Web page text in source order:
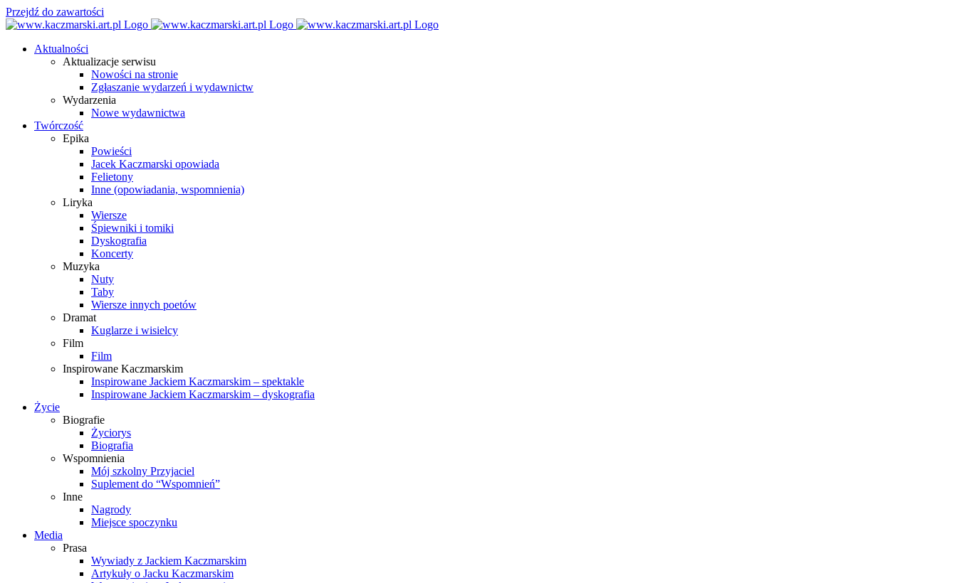
Przejdź do zawartości
Aktualności
Aktualizacje serwisu
Nowości na stronie
Zgłaszanie wydarzeń i wydawnictw
Wydarzenia
Nowe wydawnictwa
Twórczość
Epika
Powieści
Jacek Kaczmarski opowiada
Felietony
Inne (opowiadania, wspomnienia)
Liryka
Wiersze
Śpiewniki i tomiki
Dyskografia
Koncerty
Muzyka
Nuty
Taby
Wiersze innych poetów
Dramat
Kuglarze i wisielcy
Film
Film
Inspirowane Kaczmarskim
Inspirowane Jackiem Kaczmarskim – spektakle
Inspirowane Jackiem Kaczmarskim – dyskografia
Życie
Biografie
Życiorys
Biografia
Wspomnienia
Mój szkolny Przyjaciel
Suplement do “Wspomnień”
Inne
Nagrody
Miejsce spoczynku
Media
Prasa
Wywiady z Jackiem Kaczmarskim
Artykuły o Jacku Kaczmarskim